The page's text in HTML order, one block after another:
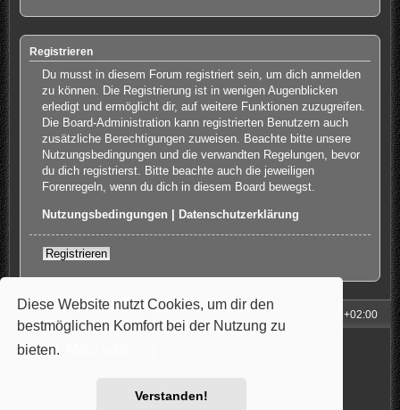
Diese Website nutzt Cookies, um dir den
bestmöglichen Komfort bei der Nutzung zu
bieten.
Verstanden!
Registrieren
Du musst in diesem Forum registriert sein, um dich anmelden
zu können. Die Registrierung ist in wenigen Augenblicken
erledigt und ermöglicht dir, auf weitere Funktionen zuzugreifen.
Die Board-Administration kann registrierten Benutzern auch
zusätzliche Berechtigungen zuweisen. Beachte bitte unsere
Nutzungsbedingungen und die verwandten Regelungen, bevor
du dich registrierst. Bitte beachte auch die jeweiligen
Forenregeln, wenn du dich in diesem Board bewegst.
Nutzungsbedingungen Datenschutzerklärung
Registrieren
UTC+02:00
Powered by
Style: Carbon by Joyce&Luna